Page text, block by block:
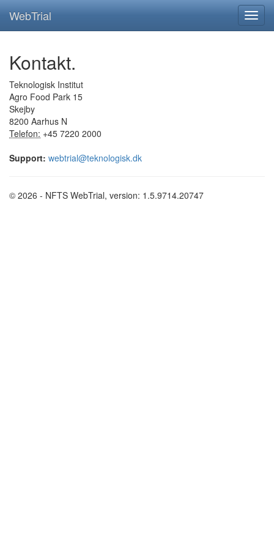
WebTrial
Kontakt.
Teknologisk Institut
Agro Food Park 15
Skejby
8200 Aarhus N
Telefon: +45 7220 2000
Support: webtrial@teknologisk.dk
© 2026 - NFTS WebTrial, version: 1.5.9714.20747